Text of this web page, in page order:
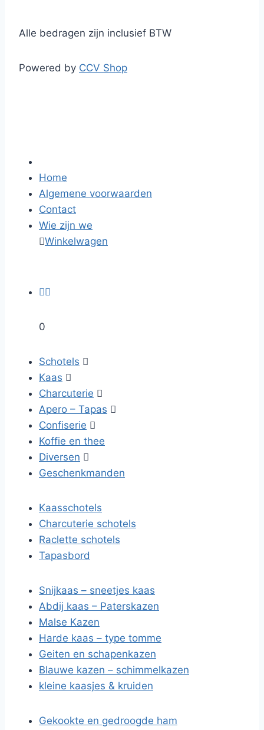
Alle bedragen zijn inclusief BTW
Powered by CCV Shop
Home
Algemene voorwaarden
Contact
Wie zijn we
Winkelwagen

0
Schotels 
Kaas 
Charcuterie 
Apero – Tapas 
Confiserie 
Koffie en thee
Diversen 
Geschenkmanden
Kaasschotels
Charcuterie schotels
Raclette schotels
Tapasbord
Snijkaas – sneetjes kaas
Abdij kaas – Paterskazen
Malse Kazen
Harde kaas – type tomme
Geiten en schapenkazen
Blauwe kazen – schimmelkazen
kleine kaasjes & kruiden
Gekookte en gedroogde ham